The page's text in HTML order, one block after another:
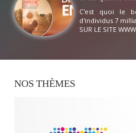
C'est quoi le
d'individus 7
SUR LE SITE
NOS THÈMES